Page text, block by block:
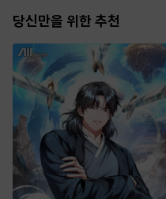
변했습니다 [단행
당신만을 위한 추천